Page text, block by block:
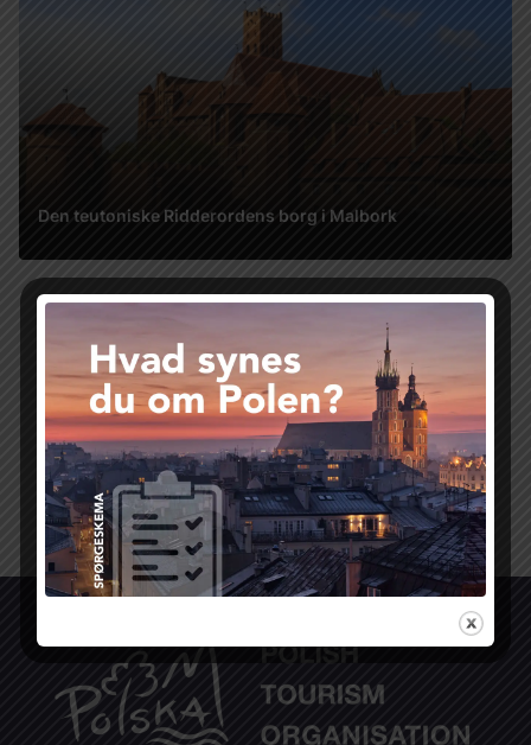
Den teutoniske Ridderordens borg i Malbork
Se mere